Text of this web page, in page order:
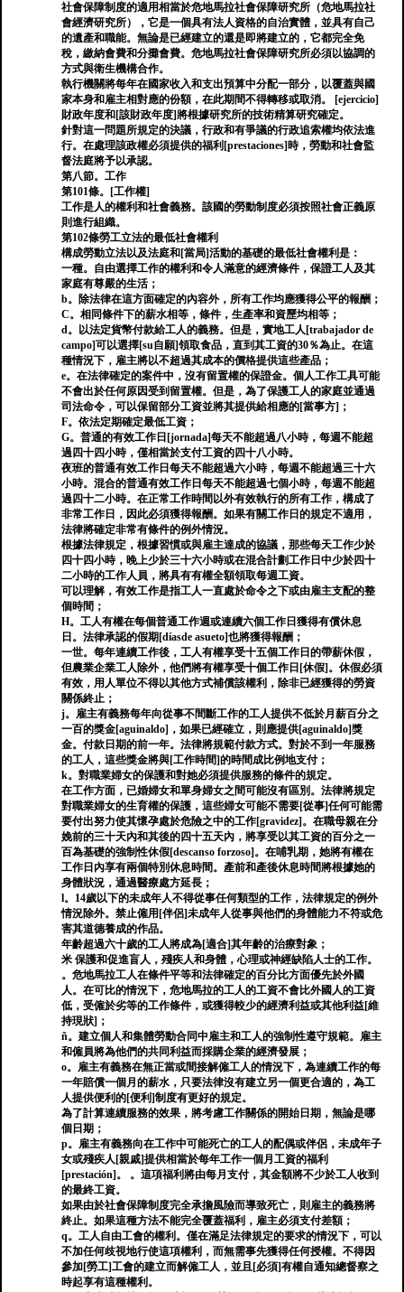
社會保障制度的適用相當於危地馬拉社會保障研究所（危地馬拉社
會經濟研究所），它是一個具有法人資格的自治實體，並具有自己
的遺產和職能。無論是已經建立的還是即將建立的，它都完全免
稅，繳納會費和分攤會費。危地馬拉社會保障研究所必須以協調的
方式與衛生機構合作。
執行機關將每年在國家收入和支出預算中分配一部分，以覆蓋與國
家本身和雇主相對應的份額，在此期間不得轉移或取消。 [ejercicio]
財政年度和[該財政年度]將根據研究所的技術精算研究確定。
針對這一問題所規定的決議，行政和有爭議的行政追索權均依法進
行。在處理該政權必須提供的福利[prestaciones]時，勞動和社會監
督法庭將予以承認。
第八節。工作
第101條。[工作權]
工作是人的權利和社會義務。該國的勞動制度必須按照社會正義原
則進行組織。
第102條勞工立法的最低社會權利
構成勞動立法以及法庭和[當局]活動的基礎的最低社會權利是：
一種。自由選擇工作的權利和令人滿意的經濟條件，保證工人及其
家庭有尊嚴的生活；
b。除法律在這方面確定的內容外，所有工作均應獲得公平的報酬；
C。相同條件下的薪水相等，條件，生產率和資歷均相等；
d。以法定貨幣付款給工人的義務。但是，實地工人[trabajador de
campo]可以選擇[su自願]領取食品，直到其工資的30％為止。在這
種情況下，雇主將以不超過其成本的價格提供這些產品；
e。在法律確定的案件中，沒有留置權的保證金。個人工作工具可能
不會出於任何原因受到留置權。但是，為了保護工人的家庭並通過
司法命令，可以保留部分工資並將其提供給相應的[當事方]；
F。依法定期確定最低工資；
G。普通的有效工作日[jornada]每天不能超過八小時，每週不能超
過四十四小時，僅相當於支付工資的四十八小時。
夜班的普通有效工作日每天不能超過六小時，每週不能超過三十六
小時。混合的普通有效工作日每天不能超過七個小時，每週不能超
過四十二小時。在正常工作時間以外有效執行的所有工作，構成了
非常工作日，因此必須獲得報酬。如果有關工作日的規定不適用，
法律將確定非常有條件的例外情況。
根據法律規定，根據習慣或與雇主達成的協議，那些每天工作少於
四十四小時，晚上少於三十六小時或在混合計劃工作日中少於四十
二小時的工作人員，將具有有權全額領取每週工資。
可以理解，有效工作是指工人一直處於命令之下或由雇主支配的整
個時間；
H。工人有權在每個普通工作週或連續六個工作日獲得有償休息
日。法律承認的假期[díasde asueto]也將獲得報酬；
一世。每年連續工作後，工人有權享受十五個工作日的帶薪休假，
但農業企業工人除外，他們將有權享受十個工作日[休假]。休假必須
有效，用人單位不得以其他方式補償該權利，除非已經獲得的勞資
關係終止；
j。雇主有義務每年向從事不間斷工作的工人提供不低於月薪百分之
一百的獎金[aguinaldo]，如果已經確立，則應提供[aguinaldo]獎
金。付款日期的前一年。法律將規範付款方式。對於不到一年服務
的工人，這些獎金將與[工作時間]的時間成比例地支付；
k。對職業婦女的保護和對她必須提供服務的條件的規定。
在工作方面，已婚婦女和單身婦女之間可能沒有區別。法律將規定
對職業婦女的生育權的保護，這些婦女可能不需要[從事]任何可能需
要付出努力使其懷孕處於危險之中的工作[gravidez]。在職母親在分
娩前的三十天內和其後的四十五天內，將享受以其工資的百分之一
百為基礎的強制性休假[descanso forzoso]。在哺乳期，她將有權在
工作日內享有兩個特別休息時間。產前和產後休息時間將根據她的
身體狀況，通過醫療處方延長；
l。14歲以下的未成年人不得從事任何類型的工作，法律規定的例外
情況除外。禁止僱用[伴侶]未成年人從事與他們的身體能力不符或危
害其道德養成的作品。
年齡超過六十歲的工人將成為[適合]其年齡的治療對象；
米 保護和促進盲人，殘疾人和身體，心理或神經缺陷人士的工作。
。危地馬拉工人在條件平等和法律確定的百分比方面優先於外國
人。在可比的情況下，危地馬拉的工人的工資不會比外國人的工資
低，受僱於劣等的工作條件，或獲得較少的經濟利益或其他利益[維
持現狀]；
ñ。建立個人和集體勞動合同中雇主和工人的強制性遵守規範。雇主
和僱員將為他們的共同利益而採購企業的經濟發展；
o。雇主有義務在無正當或間接解僱工人的情況下，為連續工作的每
一年賠償一個月的薪水，只要法律沒有建立另一個更合適的，為工
人提供便利的[便利]制度有更好的規定。
為了計算連續服務的效果，將考慮工作關係的開始日期，無論是哪
個日期；
p。雇主有義務向在工作中可能死亡的工人的配偶或伴侶，未成年子
女或殘疾人[親戚]提供相當於每年工作一個月工資的福利
[prestación]。 。這項福利將由每月支付，其金額將不少於工人收到
的最終工資。
如果由於社會保障制度完全承擔風險而導致死亡，則雇主的義務將
終止。如果這種方法不能完全覆蓋福利，雇主必須支付差額；
q。工人自由工會的權利。僅在滿足法律規定的要求的情況下，可以
不加任何歧視地行使這項權利，而無需事先獲得任何授權。不得因
參加[勞工]工會的建立而解僱工人，並且[必須]有權自通知總督察之
時起享有這種權利。